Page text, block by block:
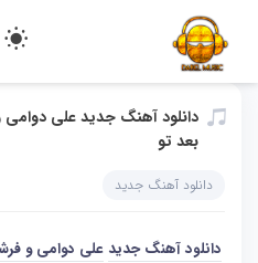
دانلود آهنگ جدید علی دوامی
بعد تو
دانلود آهنگ جدید
دانلود آهنگ جدید علی دوامی و